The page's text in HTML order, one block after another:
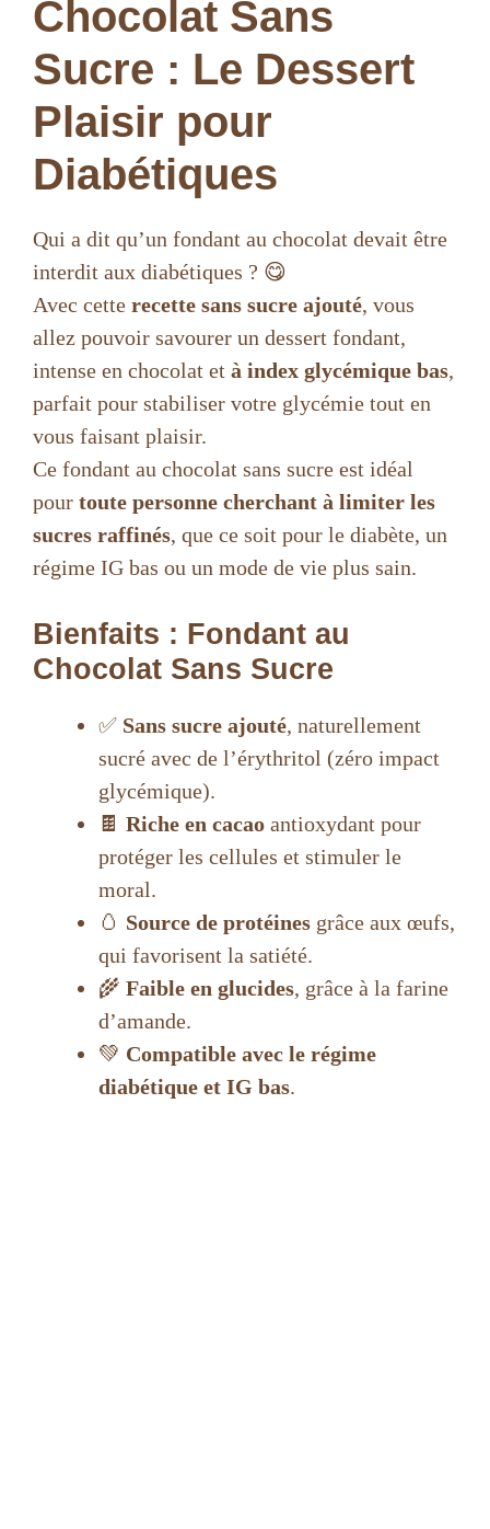
Chocolat Sans
Sucre : Le Dessert
Plaisir pour
Diabétiques
Qui a dit qu’un fondant au chocolat devait être
interdit aux diabétiques ? 😋
Avec cette recette sans sucre ajouté, vous
allez pouvoir savourer un dessert fondant,
intense en chocolat et à index glycémique bas,
parfait pour stabiliser votre glycémie tout en
vous faisant plaisir.
Ce fondant au chocolat sans sucre est idéal
pour toute personne cherchant à limiter les
sucres raffinés, que ce soit pour le diabète, un
régime IG bas ou un mode de vie plus sain.
Bienfaits : Fondant au
Chocolat Sans Sucre
✅ Sans sucre ajouté, naturellement
sucré avec de l’érythritol (zéro impact
glycémique).
🍫 Riche en cacao antioxydant pour
protéger les cellules et stimuler le
moral.
🥚 Source de protéines grâce aux œufs,
qui favorisent la satiété.
🌾 Faible en glucides, grâce à la farine
d’amande.
💚 Compatible avec le régime
diabétique et IG bas.